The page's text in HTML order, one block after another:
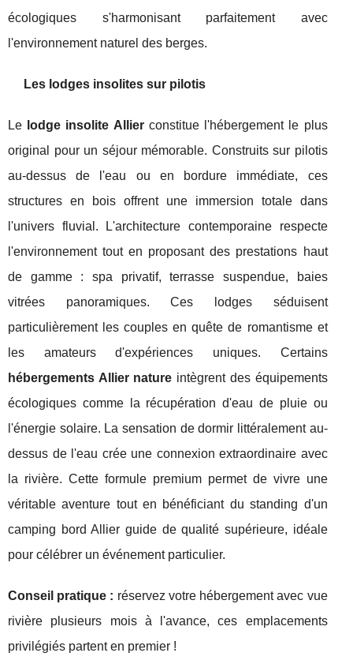
écologiques s'harmonisant parfaitement avec
l'environnement naturel des berges.
Les lodges insolites sur pilotis
Le lodge insolite Allierconstitue l'hébergement le plus
original pour un séjour mémorable. Construits sur pilotis
au-dessus de l'eau ou en bordure immédiate, ces
structures en bois offrent une immersion totale dans
l'univers fluvial. L'architecture contemporaine respecte
l'environnement tout en proposant des prestations haut
de gamme : spa privatif, terrasse suspendue, baies
vitrées panoramiques. Ces lodges séduisent
particulièrement les couples en quête de romantisme et
les amateurs d'expériences uniques. Certains
hébergements Allier nature intègrent des équipements
écologiques comme la récupération d'eau de pluie ou
l'énergie solaire. La sensation de dormir littéralement au-
dessus de l'eau crée une connexion extraordinaire avec
la rivière. Cette formule premium permet de vivre une
véritable aventure tout en bénéficiant du standing d'un
camping bord Allier guide de qualité supérieure, idéale
pour célébrer un événement particulier.
Conseil pratique : réservez votre hébergement avec vue
rivière plusieurs mois à l'avance, ces emplacements
privilégiés partent en premier !